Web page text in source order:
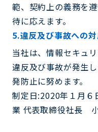
範、契約上の義務を
待に応えます。
5.違反及び事故への
当社は、情報セキュ
違反及び事故が発生
発防止に努めます。
制定日:2020年１月６
業 代表取締役社長